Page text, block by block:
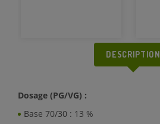
DESCRIPTION
Dosage (PG/VG) :
Base 70/30 : 13 %